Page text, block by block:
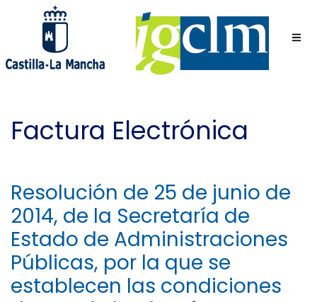
contenido
Factura Electrónica
Resolución de 25 de junio de
2014, de la Secretaría de
Estado de Administraciones
Públicas, por la que se
establecen las condiciones